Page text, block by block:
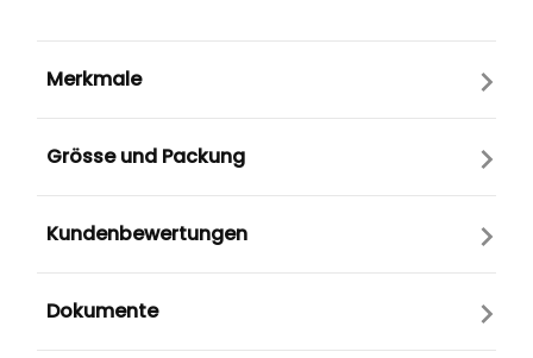
Merkmale
Grösse und Packung
Kundenbewertungen
Dokumente